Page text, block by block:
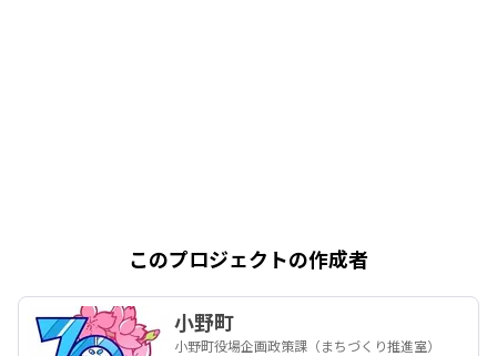
このプロジェクトの作成者
小野町
小野町役場企画政策課（まちづくり推進室）